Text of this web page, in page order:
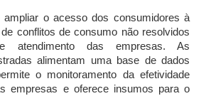
ampliar o acesso dos consumidores à
conflitos de consumo não resolvidos
atendimento das empresas. As
alimentam uma base de dados
o monitoramento da efetividade
empresas e oferece insumos para o